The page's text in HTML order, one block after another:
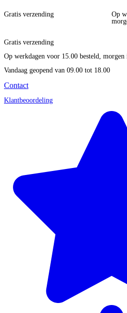
Gratis verzending
Op
Gratis verzending
Op werkdagen voor 15.00 besteld, morgen
Vandaag geopend van 09.00 tot 18.00
Contact
Klantbeoordeling